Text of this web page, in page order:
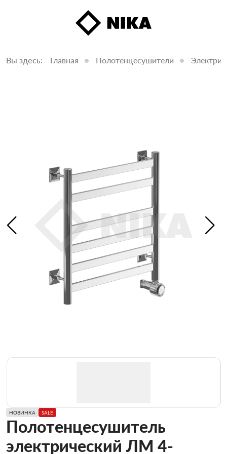
Вы здесь: Главная Полотенцесушители
НОВИНКА SALE
Полотенцесушитель
электрический ЛМ 4-